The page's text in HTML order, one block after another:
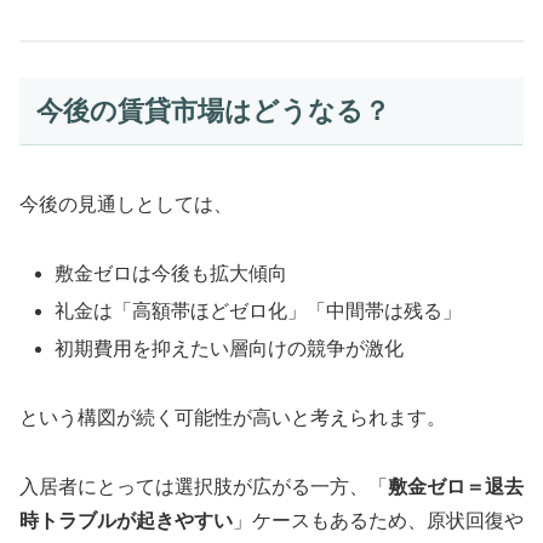
今後の賃貸市場はどうなる？
今後の見通しとしては、
敷金ゼロは今後も拡大傾向
礼金は「高額帯ほどゼロ化」「中間帯は残る」
初期費用を抑えたい層向けの競争が激化
という構図が続く可能性が高いと考えられます。
入居者にとっては選択肢が広がる一方、「 敷金ゼロ＝退去
時トラブルが起きやすい 」ケースもあるため、原状回復や